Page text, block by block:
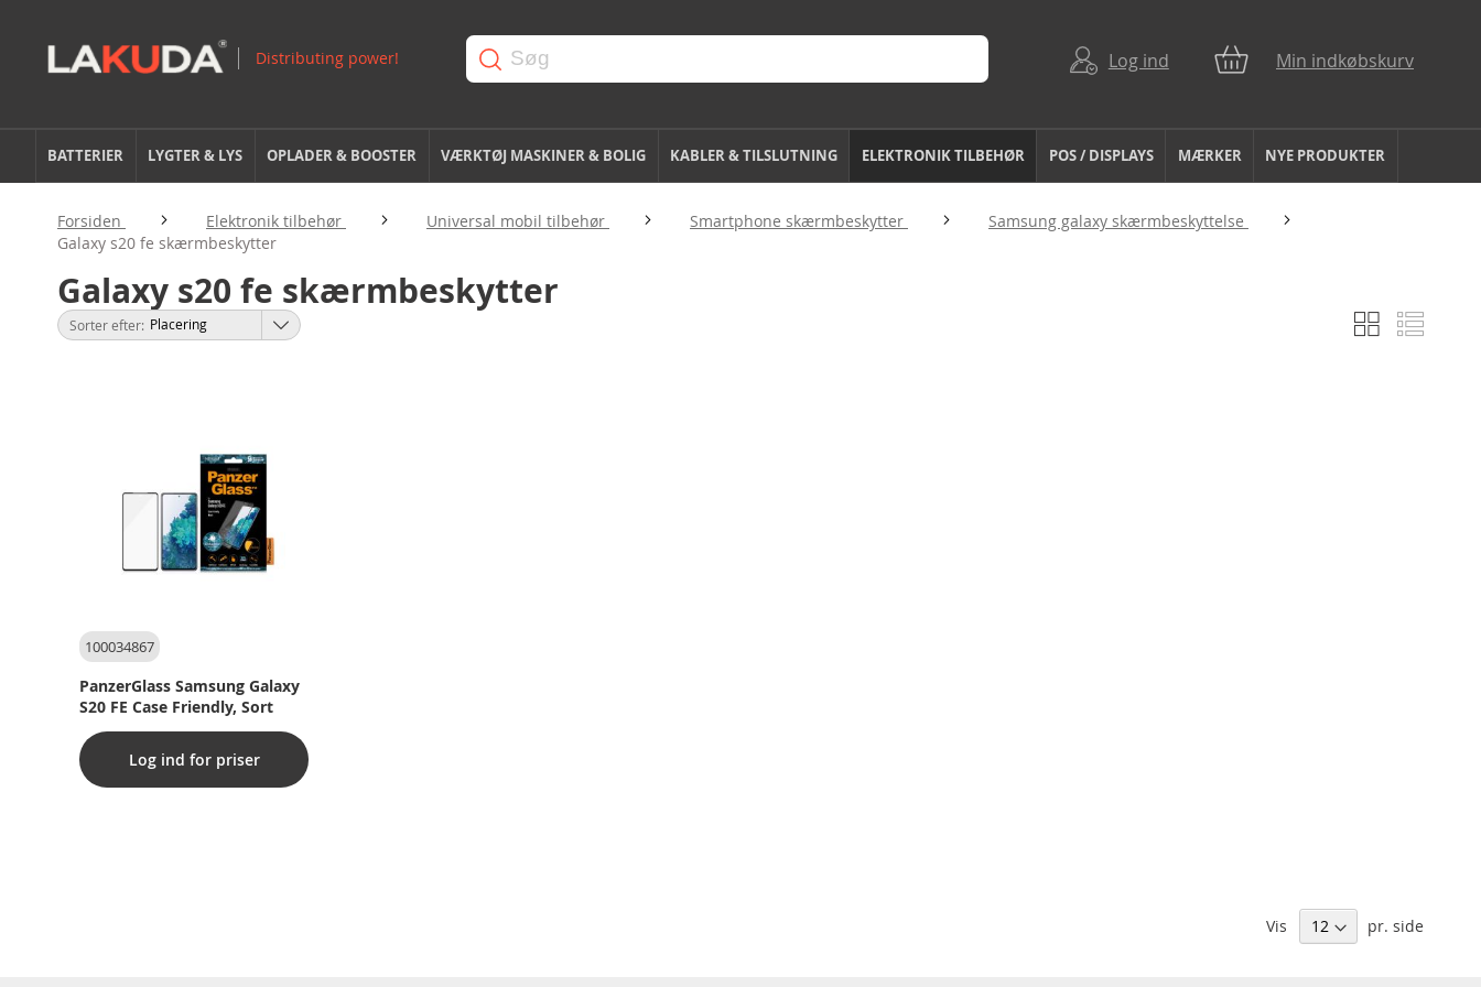
Log ind Min indkøbskurv
BATTERIER LYGTER & LYS OPLADER & BOOSTER VÆRKTØJ MASKINER & BOLIG KABLER & TILSLUTNING ELEKTRONIK TILBEHØR POS / DISPLAYS MÆRKER NYE PRODUKTER
Forsiden Elektronik tilbehør Universal mobil tilbehør Smartphone skærmbeskytter
Samsung galaxy skærmbeskyttelse
Galaxy s20 fe skærmbeskytter
Galaxy s20 fe skærmbeskytter
Vis
som
GitterListe
Sorter efter
100034867
PanzerGlass Samsung Galaxy
S20 FE Case Friendly, Sort
Log ind for priser
Vis pr. side